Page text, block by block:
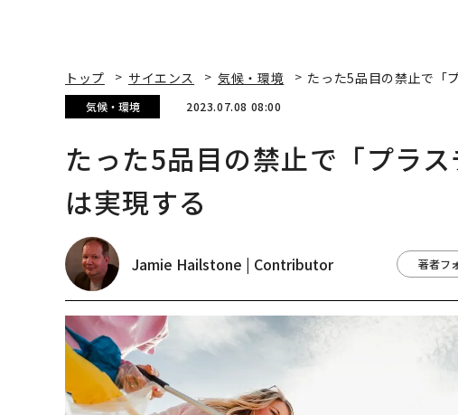
トップ サイエンス 気候・環境 たった5品目の禁止で「
気候・環境 2023.07.08 08:00
たった5品目の禁止で「プラス
は実現する
Jamie Hailstone | Contributor 著者フ